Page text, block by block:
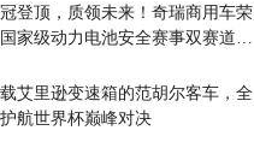
登顶，质领未来！奇瑞商用车荣
家级动力电池安全赛事双赛道一
艾里逊变速箱的范胡尔客车，全
航世界杯巅峰对决